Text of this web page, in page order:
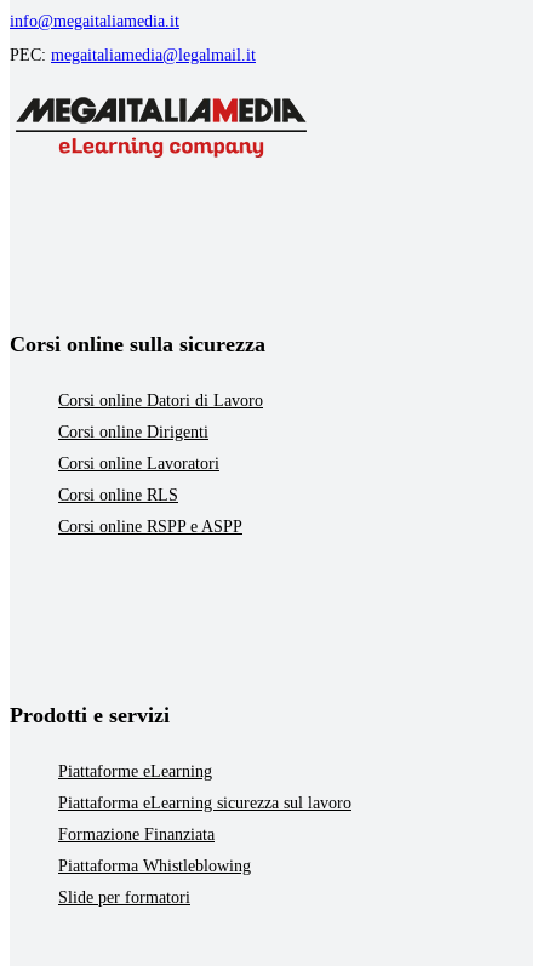
info@megaitaliamedia.it
PEC: megaitaliamedia@legalmail.it
Corsi online sulla sicurezza
Corsi online Datori di Lavoro
Corsi online Dirigenti
Corsi online Lavoratori
Corsi online RLS
Corsi online RSPP e ASPP
Prodotti e servizi
Piattaforme eLearning
Piattaforma eLearning sicurezza sul lavoro
Formazione Finanziata
Piattaforma Whistleblowing
Slide per formatori